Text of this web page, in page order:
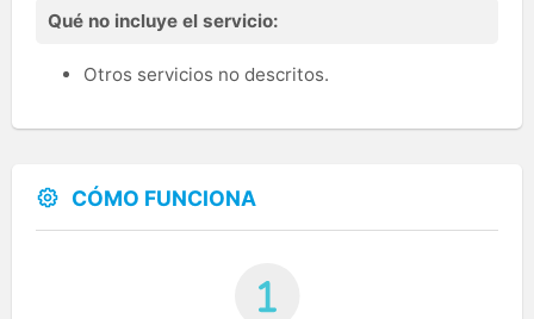
Qué no incluye el servicio:
Otros servicios no descritos.
CÓMO FUNCIONA